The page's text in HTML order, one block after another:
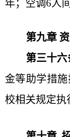
年；空调6人
第九章
第三十六
金等助学措
校相关规定执